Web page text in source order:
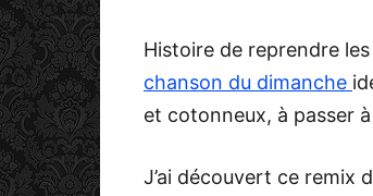
Histoire de reprendre
chanson du dimanche
et cotonneux, à passer
J’ai découvert ce remix